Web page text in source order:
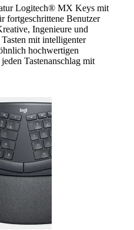
Logitech® MX Keys mit
fortgeschrittene Benutzer
Ingenieure und
mit intelligenter
hochwertigen
Tastenanschlag mit